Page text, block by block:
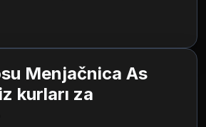
Menjačnica As
kurları za